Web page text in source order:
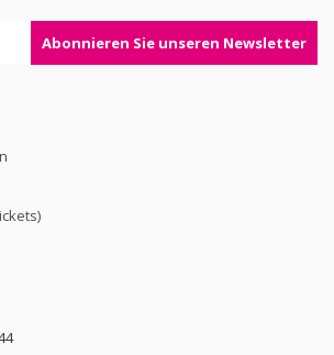
Abonnieren Sie unseren Newsletter